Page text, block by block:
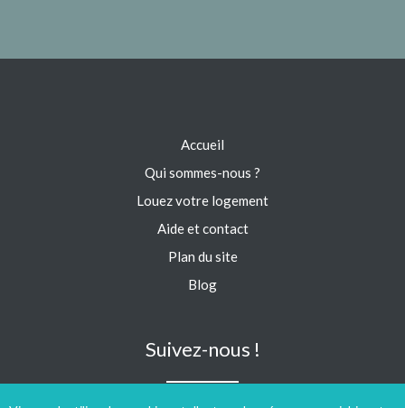
Accueil
Qui sommes-nous ?
Louez votre logement
Aide et contact
Plan du site
Blog
Suivez-nous !